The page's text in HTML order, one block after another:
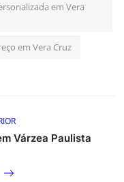
em Vera
em Vera Cruz
Várzea Paulista